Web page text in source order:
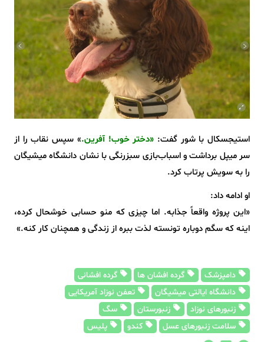
استیجسکال با شور گفت: «دختر خوب! آفرین.» سپس نقاب را از
سر میپل برداشت و اسباب‌بازی سبزرنگی با نشان دانشگاه میشیگان
را به سویش پرتاب کرد.
او ادامه داد:
«این پروژه واقعاً جذابه. اما چیزی که منو حسابی خوشحال کرده،
اینه که سگم دوباره تونسته لذت ببره از زندگی و همچنان کار کنه.»
دامپزشک گرده افشان ها
گرده افشانی
دانشگاه ایالتی میشیگان
تعفن نوزاد آمریکایی
زنبورهای نوزاد
زنبورستان
سگ‌
سلامت زنبورهای عسل
کندو پلیس